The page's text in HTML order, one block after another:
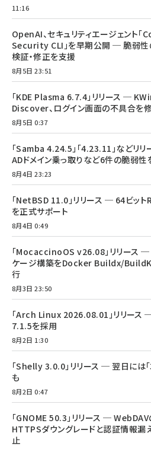
11:16
OpenAI、セキュリティエージェント「
Security CLI」を早期公開 ─ 脆弱性
検証・修正を支援
8月5日 23:51
「KDE Plasma 6.7.4」リリース ─
Discover、ログイン画面の不具合を
8月5日 0:37
「Samba 4.24.5」「4.23.11」などリ
ADドメイン乗っ取りなど6件の脆弱性
8月4日 23:23
「NetBSD 11.0」リリース ─ 64ビット
を正式サポート
8月4日 0:49
「MocaccinoOS v26.08」リリース ─
ケージ構築をDocker Buildx/
行
8月3日 23:50
「Arch Linux 2026.08.01」リリース
7.1.5を採用
8月2日 1:30
「Shelly 3.0.0」リリース ─ 翌日には「
も
8月2日 0:47
「GNOME 50.3」リリース ─ WebDAV
HTTPSダウングレードと認証情報漏
止